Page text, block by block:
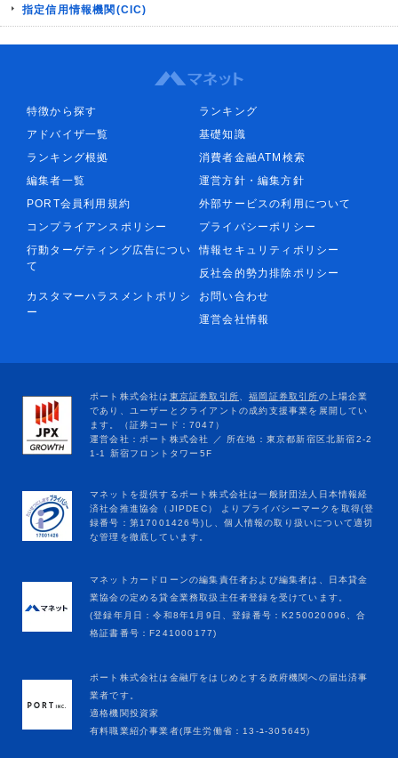
指定信用情報機関(CIC)
特徴から探す
ランキング
アドバイザ一覧
基礎知識
ランキング根拠
消費者金融ATM検索
編集者一覧
運営方針・編集方針
PORT会員利用規約
外部サービスの利用について
コンプライアンスポリシー
プライバシーポリシー
行動ターゲティング広告につい
て
情報セキュリティポリシー
反社会的勢力排除ポリシー
カスタマーハラスメントポリシ
ー
お問い合わせ
運営会社情報
マネットカードローンの編集責任者および編集者は、日本貸金
業協会の定める貸金業務取扱主任者登録を受けています。
(登録年月日：令和8年1月9日、登録番号：K250020096、合
格証書番号：F241000177)
ポート株式会社は金融庁をはじめとする政府機関への届出済事
業者です。
適格機関投資家
有料職業紹介事業者(厚生労働省：13-ﾕ-305645)